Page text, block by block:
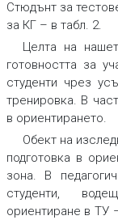
Стюдънт за
за КГ – в табл. 2.
Целта на
готовността за
студенти чрез
тренировка. В
в ориентирането.
Обектна
подготовка в
зона. В
студенти,
ориентиране в